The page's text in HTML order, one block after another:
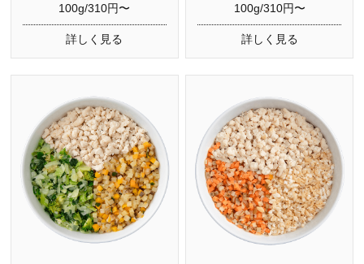
100g/310円〜
詳しく見る
100g/310円〜
詳しく見る